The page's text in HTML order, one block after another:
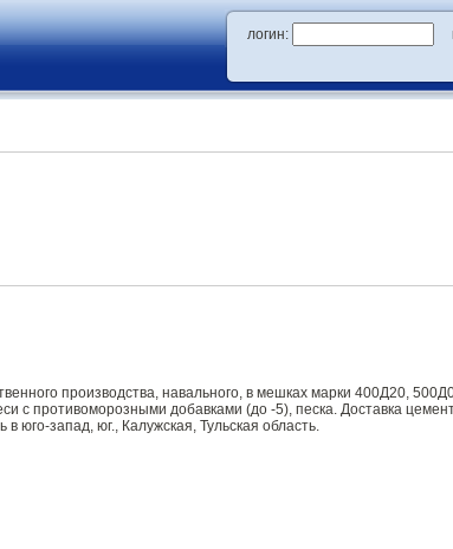
логин:
производства, навального, в мешках марки 400Д20,
с противоморозными добавками (до -5), песка. Доставка
юго-запад, юг., Калужская, Тульская область.